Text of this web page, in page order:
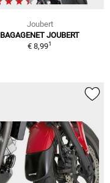
Joubert
BAGAGENET JOUBERT
€ 8,991